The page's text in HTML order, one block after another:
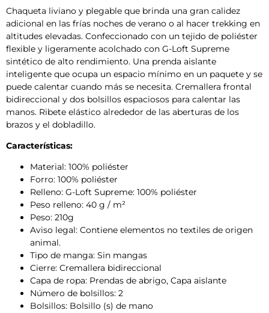
Chaqueta liviano y plegable que brinda una gran calidez
adicional en las frías noches de verano o al hacer trekking en
altitudes elevadas. Confeccionado con un tejido de poliéster
flexible y ligeramente acolchado con G-Loft Supreme
sintético de alto rendimiento. Una prenda aislante
inteligente que ocupa un espacio mínimo en un paquete y se
puede calentar cuando más se necesita. Cremallera frontal
bidireccional y dos bolsillos espaciosos para calentar las
manos. Ribete elástico alrededor de las aberturas de los
brazos y el dobladillo.
Características:
Material: 100% poliéster
Forro: 100% poliéster
Relleno: G-Loft Supreme: 100% poliéster
Peso relleno: 40 g / m²
Peso: 210g
Aviso legal: Contiene elementos no textiles de origen
animal.
Tipo de manga: Sin mangas
Cierre: Cremallera bidireccional
Capa de ropa: Prendas de abrigo, Capa aislante
Número de bolsillos: 2
Bolsillos: Bolsillo (s) de mano